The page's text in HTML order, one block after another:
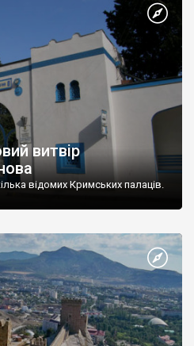
витвір
відомих Кримських палаців.